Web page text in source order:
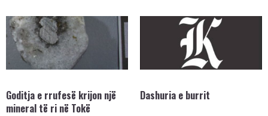
Goditja e rrufesë krijon një
mineral të ri në Tokë
Dashuria e burrit